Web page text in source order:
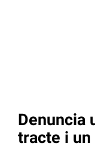
Denuncia
tracte i un